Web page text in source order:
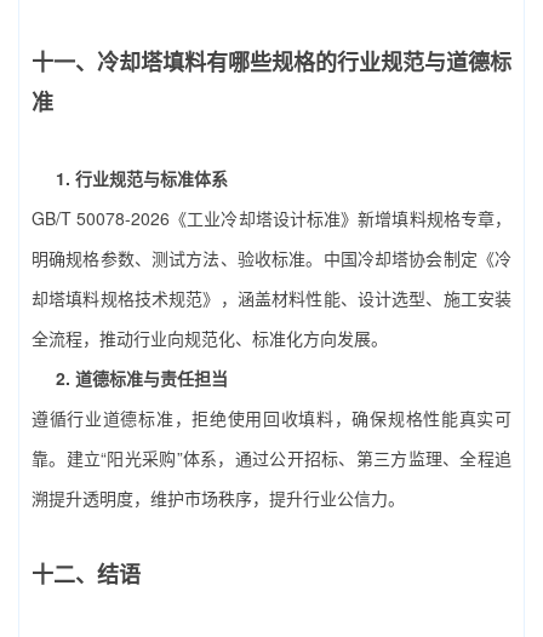
十一、冷却塔填料有哪些规格的行业规范与道德标
准
1. 行业规范与标准体系
GB/T 50078-2026《工业冷却塔设计标准》新增填料规格专章，
明确规格参数、测试方法、验收标准。中国冷却塔协会制定《冷
却塔填料规格技术规范》，涵盖材料性能、设计选型、施工安装
全流程，推动行业向规范化、标准化方向发展。
2. 道德标准与责任担当
遵循行业道德标准，拒绝使用回收填料，确保规格性能真实可
靠。建立“阳光采购”体系，通过公开招标、第三方监理、全程追
溯提升透明度，维护市场秩序，提升行业公信力。
十二、结语